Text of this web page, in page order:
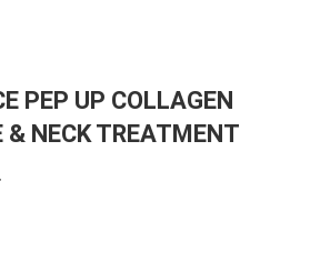
PEP UP COLLAGEN
& NECK TREATMENT